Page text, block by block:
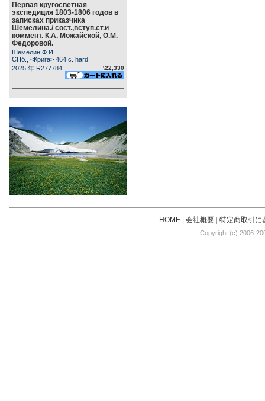
Первая кругосветная
экспедиция 1803-1806 годов в
записках приказчика
Шемелина./ сост.,вступ.ст.и
коммент. К.А. Можайской, О.М.
Федоровой.
Шемелин Ф.И.
СПб., <Крига> 464 c. hard
2025 年 R277784
\22,330
HOME| 会社概要| 特定商取引に
Copyright (c) 2006-